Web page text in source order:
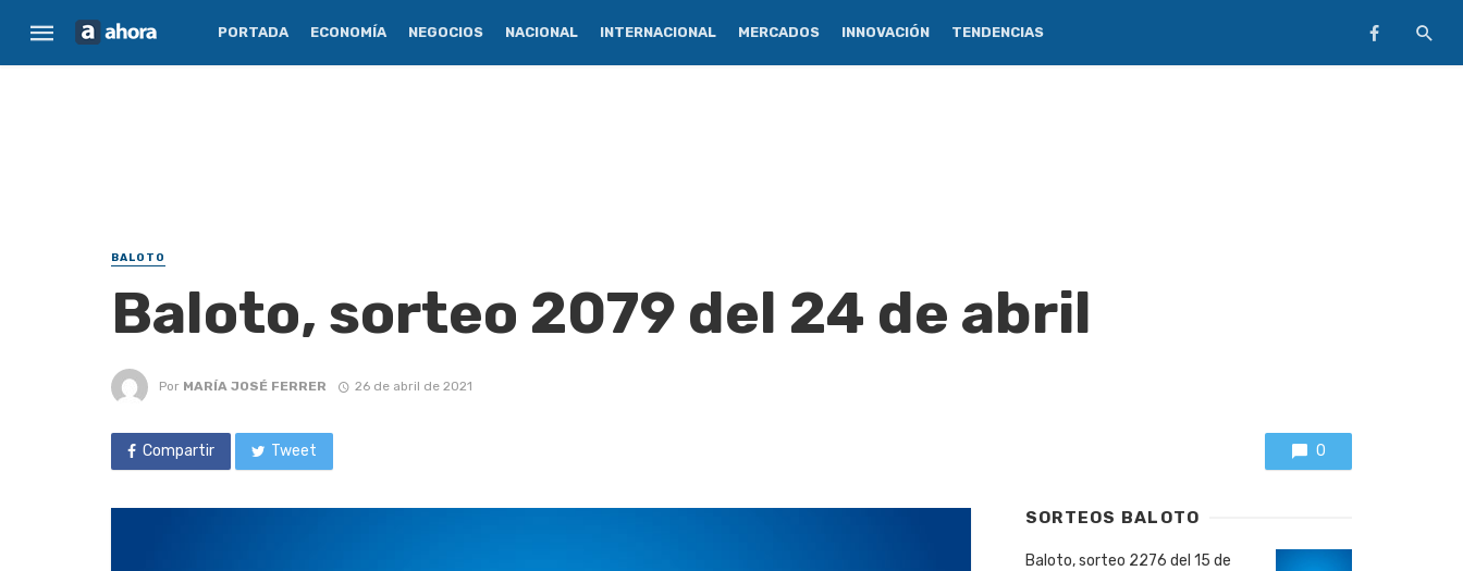
PORTADA ECONOMÍA NEGOCIOS NACIONAL INTERNACIONAL MERCADOS INNOVACIÓN TENDENCIAS
BALOTO
Baloto, sorteo 2079 del 24 de abril
Por MARÍA JOSÉ FERRER 26 de abril de 2021
Compartir Tweet 0
SORTEOS BALOTO
Baloto, sorteo 2276 del 15 de